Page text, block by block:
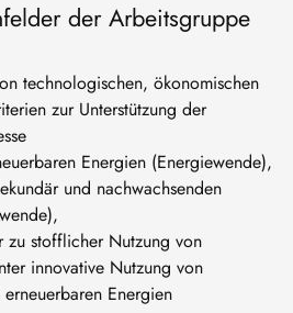
der Arbeitsgruppe
technologischen, ökonomischen
zur Unterstützung der
Energien (Energiewende),
und nachwachsenden
zu stofflicher Nutzung von
innovative Nutzung von
erneuerbaren Energien